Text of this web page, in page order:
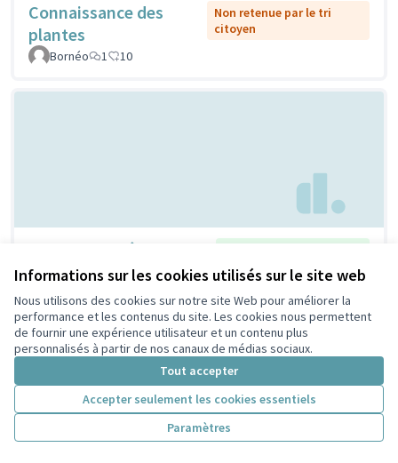
Informations sur les cookies utilisés sur le site web
Nous utilisons des cookies sur notre site Web pour améliorer la
performance et les contenus du site. Les cookies nous permettent
de fournir une expérience utilisateur et un contenu plus
personnalisés à partir de nos canaux de médias sociaux.
Tout accepter
Accepter seulement les cookies essentiels
Paramètres
Connaissance des
plantes
Non retenue par le tri
citoyen
Bornéo
1 10
Un repair café !
Bertrand
6 9